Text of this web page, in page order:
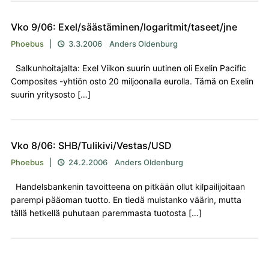
Vko 9/06: Exel/säästäminen/logaritmit/taseet/jne
Phoebus 3.3.2006 Anders Oldenburg
Salkunhoitajalta: Exel Viikon suurin uutinen oli Exelin Pacific
Composites -yhtiön osto 20 miljoonalla eurolla. Tämä on Exelin
suurin yritysosto […]
Vko 8/06: SHB/Tulikivi/Vestas/USD
Phoebus 24.2.2006 Anders Oldenburg
Handelsbankenin tavoitteena on pitkään ollut kilpailijoitaan
parempi pääoman tuotto. En tiedä muistanko väärin, mutta
tällä hetkellä puhutaan paremmasta tuotosta […]